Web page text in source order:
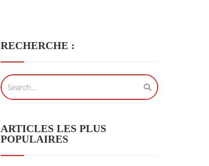
RECHERCHE :
ARTICLES LES PLUS
POPULAIRES